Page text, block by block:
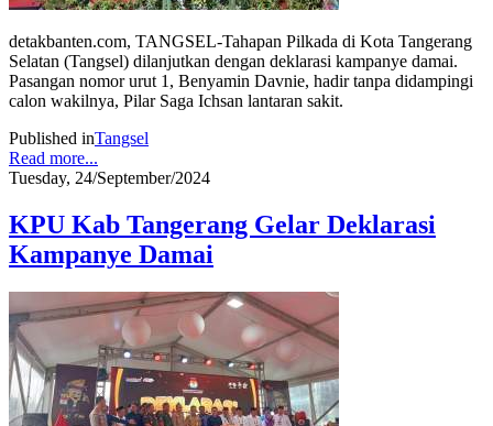
detakbanten.com, TANGSEL-Tahapan Pilkada di Kota Tangerang
Selatan (Tangsel) dilanjutkan dengan deklarasi kampanye damai.
Pasangan nomor urut 1, Benyamin Davnie, hadir tanpa didampingi
calon wakilnya, Pilar Saga Ichsan lantaran sakit.
Published inTangsel
Read more...
Tuesday, 24/September/2024
KPU Kab Tangerang Gelar Deklarasi
Kampanye Damai